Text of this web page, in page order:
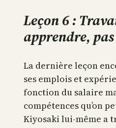
Leçon 6 :
apprendre,
La dernière leçon
ses emplois et
fonction du salaire
compétences qu’on
Kiyosaki lui-même a